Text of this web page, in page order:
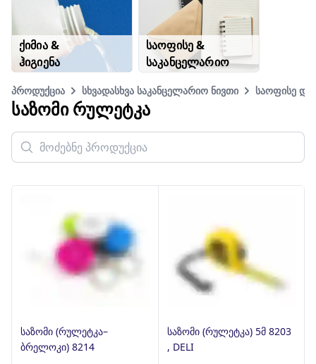
ქიმია &
ჰიგიენა
საოფისე &
საკანცელარიო
პროდუქცია სხვადასხვა საკანცელარიო ნივთი საოფისე და
ᲡᲐᲖᲝᲛᲘ ᲠᲣᲚᲔᲢᲙᲐ
საზომი (რულეტკა–
ბრელოკი) 8214
საზომი (რულეტკა) 5მ 8203
, DELI